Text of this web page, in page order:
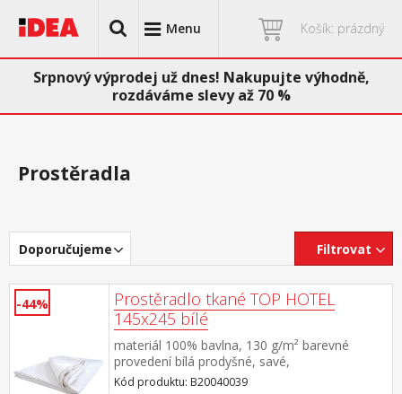
Menu Košík: prázdný
Srpnový výprodej už dnes! Nakupujte výhodně,
rozdáváme slevy až 70 %
Prostěradla
Doporučujeme Filtrovat
-44%
Prostěradlo tkané TOP HOTEL
145x245 bílé
materiál 100% bavlna, 130 g/m² barevné
provedení bílá prodyšné, savé,
stálobarevné pratelné do 60 °C
Kód produktu: B20040039